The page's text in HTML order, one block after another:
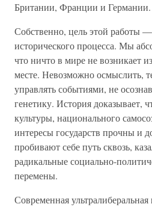
Британии, Франции и Германии.
Собственно, цель этой работы
исторического процесса. Мы
что ничто в мире не возникает
месте. Невозможно осмыслить,
управлять событиями, не
генетику. История доказывает,
культуры, национального
интересы государств прочны и
пробивают себе путь сквозь,
радикальные социально-
перемены.
Современная ультралиберальная